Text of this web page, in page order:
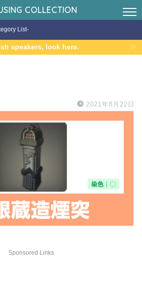
COLLECTION
List-
speakers, look here.
2021年8月22日
Sponsored Links